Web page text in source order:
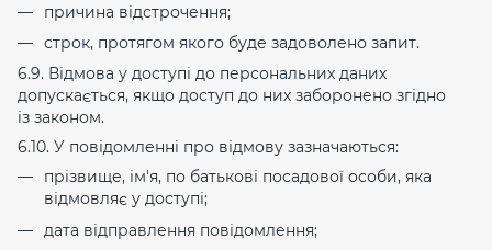
причина відстрочення;
строк, протягом якого буде задоволено запит.
6.9. Відмова у доступі до персональних даних
допускається, якщо доступ до них заборонено згідно
із законом.
6.10. У повідомленні про відмову зазначаються:
прізвище, ім'я, по батькові посадової особи, яка
відмовляє у доступі;
дата відправлення повідомлення;